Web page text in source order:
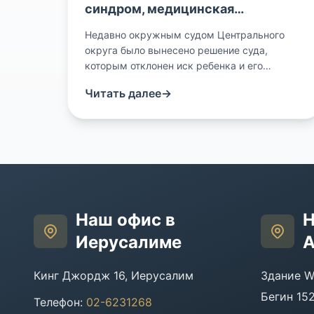
синдром, медицинская
документация и медицинская
халатность
Недавно окружным судом Центрального
округа было вынесено решение суда,
которым отклонен иск ребенка и его
с тем, что ребенок родился с определенным
[...][Читать далее]
(/על-הורים-תסמונת-גנטית-רישום-רפואי-ורשל)
Читать далее→
Наш офис в
Иерусалиме
Кинг Джордж 16, Иерусалим
Телефон: 02-6231268
Здание
Бегин